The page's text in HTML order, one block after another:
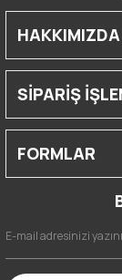
HAKKIMIZDA
SİPARİŞ
FORMLAR